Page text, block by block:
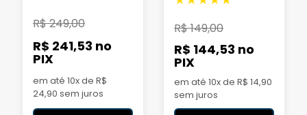
R$249,00
R$ 241,53 no
PIX
em até 10x de R$
24,90 sem juros
R$149,00
R$ 144,53 no
PIX
em até 10x de R$ 14,90
sem juros